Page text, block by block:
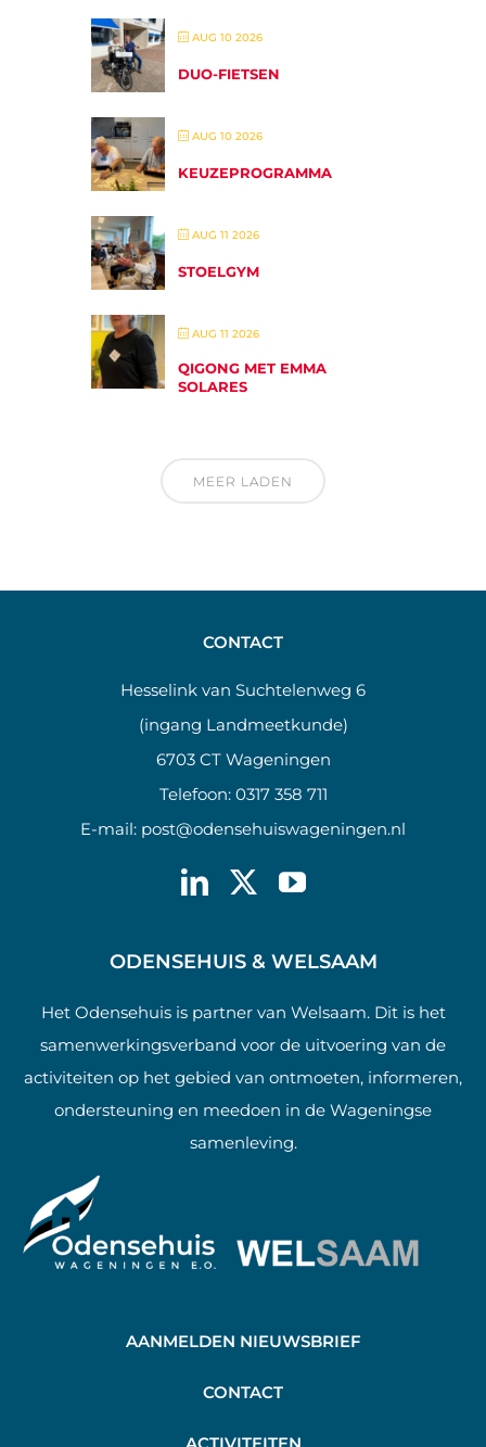
AUG 10 2026
DUO-FIETSEN
AUG 10 2026
KEUZEPROGRAMMA
AUG 11 2026
STOELGYM
AUG 11 2026
QIGONG MET EMMA
SOLARES
MEER LADEN
CONTACT
Hesselink van Suchtelenweg 6
(ingang Landmeetkunde)
6703 CT Wageningen
Telefoon: 0317 358 711
E-mail: post@odensehuiswageningen.nl
ODENSEHUIS & WELSAAM
Het Odensehuis is partner van Welsaam. Dit is het
samenwerkingsverband voor de uitvoering van de
activiteiten op het gebied van ontmoeten, informeren,
ondersteuning en meedoen in de Wageningse
samenleving.
AANMELDEN NIEUWSBRIEF
CONTACT